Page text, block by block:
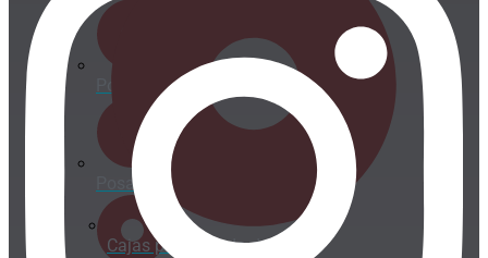
Portavasos
Posavasos
Cajas para helado de corte